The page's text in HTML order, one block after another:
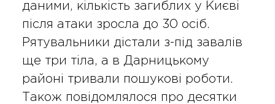
даними, кількість загиблих у Києві
після атаки зросла до 30 осіб.
Рятувальники дістали з-під завалів
ще три тіла, а в Дарницькому
районі тривали пошукові роботи.
Також повідомлялося про десятки